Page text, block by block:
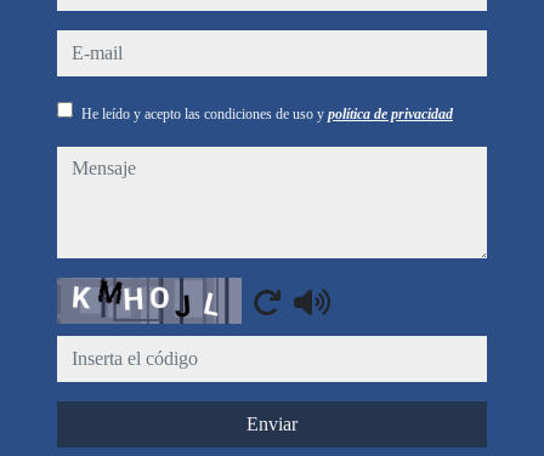
e-mail
He leído y acepto las condiciones de uso y política de privacidad
mensaje
Captcha
Enviar